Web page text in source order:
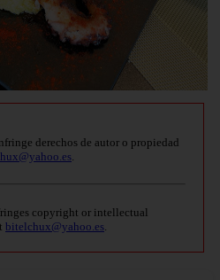
derechos de autor o propiedad
copyright or intellectual
bitelchux@yahoo.es